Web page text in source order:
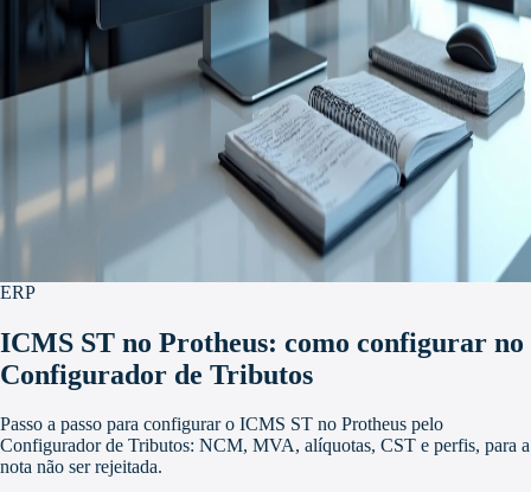
ERP
ICMS ST no Protheus: como configurar no
Configurador de Tributos
Passo a passo para configurar o ICMS ST no Protheus pelo
Configurador de Tributos: NCM, MVA, alíquotas, CST e perfis, para a
nota não ser rejeitada.